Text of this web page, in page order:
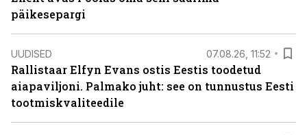
päikesepargi
UUDISED 07.08.26, 11:52
Rallistaar Elfyn Evans ostis Eestis toodetud
aiapaviljoni. Palmako juht: see on tunnustus Eesti
tootmiskvaliteedile